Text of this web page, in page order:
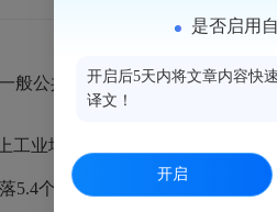
公共预算收入、社会消费品零售
业增加值同比增长5.2%，比上
5.4个百分点；地方一般公共预
是否启用
开启后5天内将文章内容快
译文！
开启